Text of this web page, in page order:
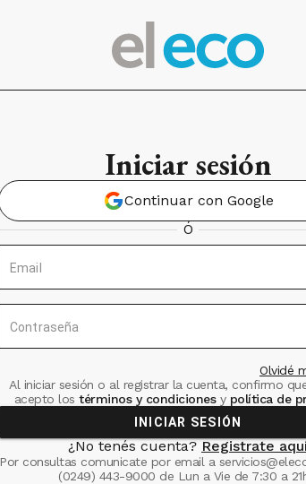
Iniciar sesión
Continuar con Google
Ó
Email
Contraseña
Olvidé
Al iniciar sesión o al registrar la cuenta, confirmo
acepto los términos y condiciones ypolítica de
INICIAR SESIÓN
¿No tenés cuenta? Registrate
Por consultas comunicate por email a
(0249) 443-9000 de Lun a Vie de 7:30 a